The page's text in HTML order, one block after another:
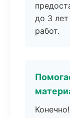
до 3
работ.